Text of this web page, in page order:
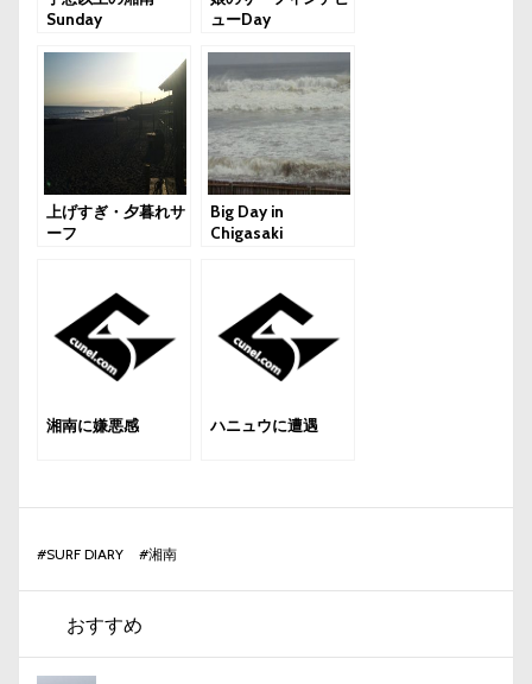
Sunday
ューDay
上げすぎ・夕暮れサ
ーフ
Big Day in
Chigasaki
湘南に嫌悪感 ハニュウに遭遇
#SURF DIARY #湘南
おすすめ